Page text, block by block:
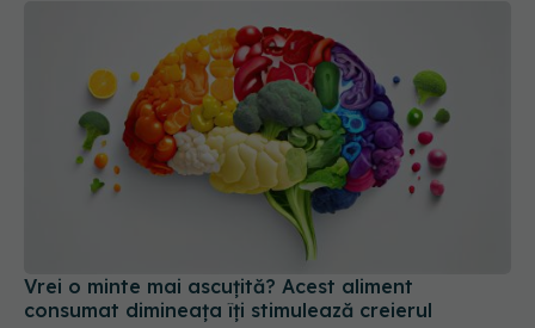
Vrei o minte mai ascuțită? Acest aliment
consumat dimineața îți stimulează creierul
14 mar 2025, 13:26